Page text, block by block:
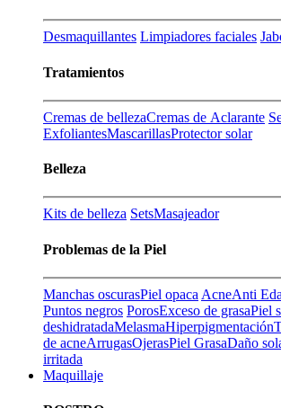
Desmaquillantes Limpiadores faciales
Tratamientos
Cremas de bellezaCremas de Aclarante
ExfoliantesMascarillasProtector solar
Belleza
Kits de belleza SetsMasajeador
Problemas de la Piel
Manchas oscurasPiel opaca AcneAnti
Puntos negros PorosExceso de grasaPiel
deshidratadaMelasmaHiperpigmentación
de acneArrugasOjerasPiel GrasaDaño
irritada
Maquillaje